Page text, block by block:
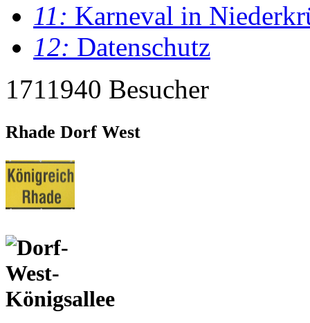
11: Karneval in
12: Datenschutz
1711940 Besucher
Rhade Dorf West